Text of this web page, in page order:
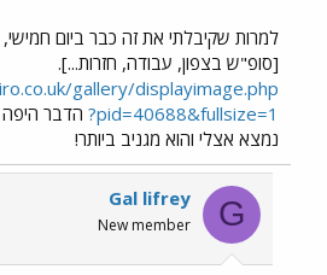
למרות שקיבלתי את זה כבר ביום
[סופ"ש בצפון, עבודה, חזרות...].
gallery/displayimage.php
?pid=40688&fullsize=1 הדבר היפה
נמצא אצלי והוא מגניב ביותר!
G
Gal lifrey
New member